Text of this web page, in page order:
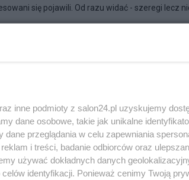
się pojawili. Od razu widać - szeregi lecz
inne podmioty z salon24.pl uzyskujemy
dane osobowe, takie jak unikalne
dane przeglądania w celu zapewniania
i treści, badanie odbiorców oraz
używać dokładnych danych
identyfikacji. Ponieważ cenimy Twoją